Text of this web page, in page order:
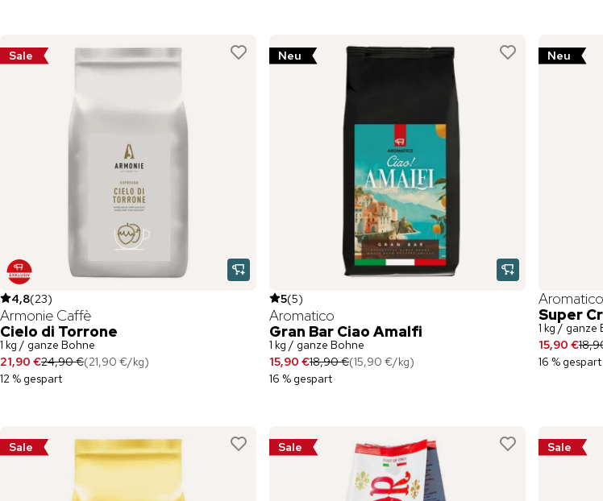
Sale
4,8(23)
Armonie Caffè
Cielo di Torrone
1 kg / ganze Bohne
21,90 €24,90 €(21,90 €/kg)
12 % gespart
Neu
5(5)
Aromatico
Gran Bar Ciao Amalfi
1 kg / ganze Bohne
15,90 €18,90 €(15,90 €/kg)
16 % gespart
Neu
Aromatico
Super
1 kg / ganze
15,90 €
16 % gespart
Sale Sale Sale